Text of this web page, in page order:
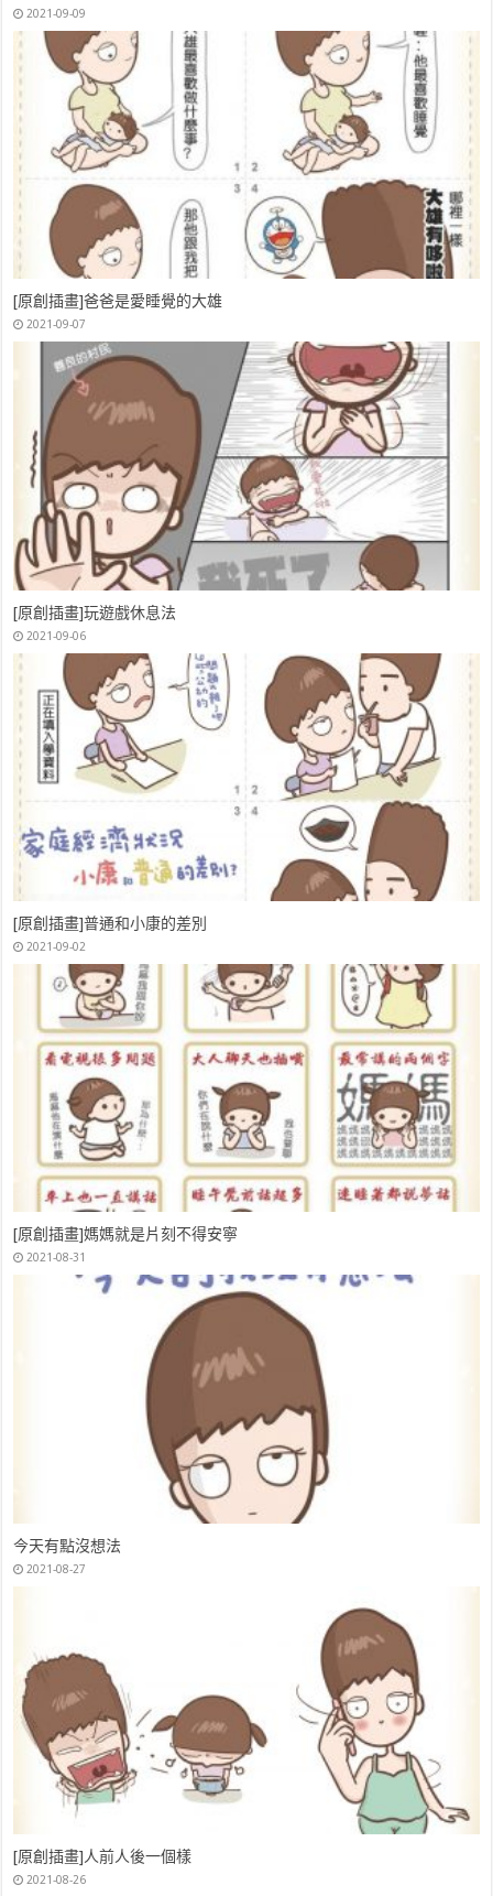
2021-09-09
[原創插畫]爸爸是愛睡覺的大雄
2021-09-07
[原創插畫]玩遊戲休息法
2021-09-06
[原創插畫]普通和小康的差別
2021-09-02
[原創插畫]媽媽就是片刻不得安寧
2021-08-31
今天有點沒想法
2021-08-27
[原創插畫]人前人後一個樣
2021-08-26